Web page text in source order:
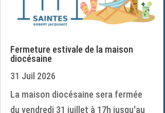
Fermeture estivale de la maison
diocésaine
31 Juil 2026
La maison diocésaine sera fermée
du vendredi 31 juillet à 17h jusqu'au